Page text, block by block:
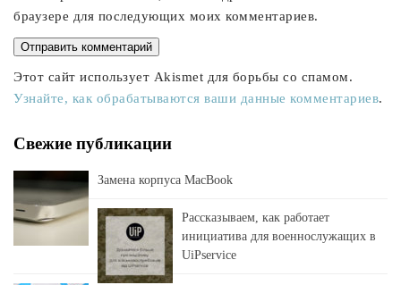
браузере для последующих моих комментариев.
Этот сайт использует Akismet для борьбы со спамом.
Узнайте, как обрабатываются ваши данные комментариев.
Свежие публикации
Замена корпуса MacBook
Рассказываем, как работает
инициатива для военнослужащих в
UiPservice